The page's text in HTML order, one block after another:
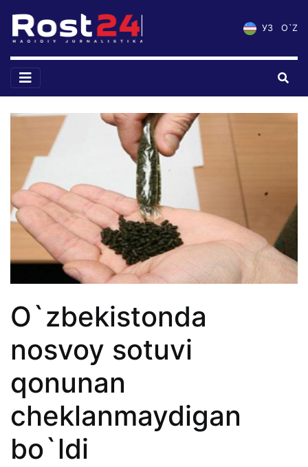
УЗ O`Z
O`zbekistonda
nosvoy sotuvi
qonunan
cheklanmaydigan
bo`ldi